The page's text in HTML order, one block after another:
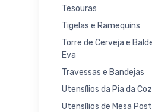
Tesouras
Tigelas e Ramequins
Torre de Cerveja e
Eva
Travessas e Bandejas
Utensílios da Pia da
Utensílios de Mesa